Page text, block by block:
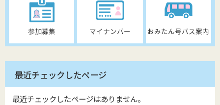
参加募集 マイナンバー おみたん号バス案内
最近チェックしたページ
最近チェックしたページはありません。